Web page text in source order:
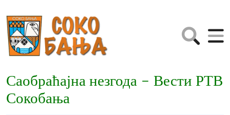
Саобраћајна незгода - Вести РТВ
Сокобања